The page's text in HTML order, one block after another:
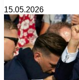
15.05.2026